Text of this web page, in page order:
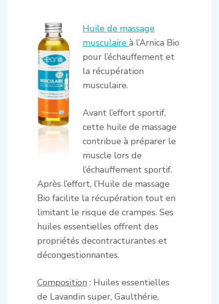
Huile de massage
musculaire à l’Arnica Bio
pour l’échauffement et
la récupération
musculaire.
Avant l’effort sportif,
cette huile de massage
contribue à préparer le
muscle lors de
l’échauffement sportif.
Après l’effort, l’Huile de massage
Bio facilite la récupération tout en
limitant le risque de crampes. Ses
huiles essentielles offrent des
propriétés decontracturantes et
décongestionnantes.
Composition : Huiles essentielles
de Lavandin super, Gaulthérie,